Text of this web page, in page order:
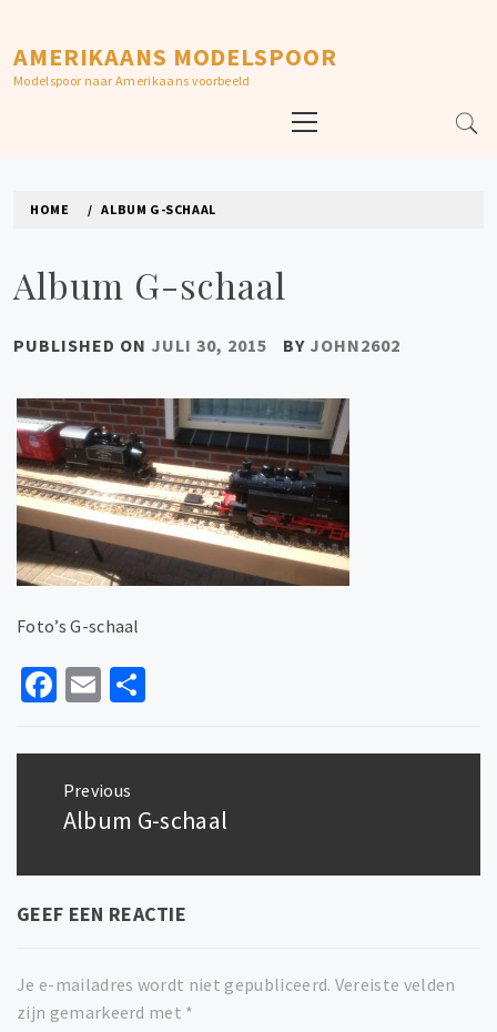
content
AMERIKAANS MODELSPOOR
Modelspoor naar Amerikaans voorbeeld
Menu
HOME ALBUM G-SCHAAL
Album G-schaal
PUBLISHED ON JULI 30, 2015 BY JOHN2602
Foto’s G-schaal
Facebook
Email
navigatie
Previous
Previous
Album G-schaal
GEEF EEN REACTIE
Je e-mailadres wordt niet gepubliceerd. Vereiste velden
zijn gemarkeerd met *